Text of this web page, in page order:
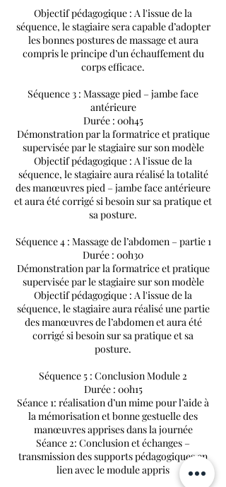
Objectif pédagogique : A l'issue de la
séquence, le stagiaire sera capable d’adopter
les bonnes postures de massage et aura
compris le principe d’un échauffement du
corps efficace.
Séquence 3 : Massage pied – jambe face
antérieure
Durée : 00h45
Démonstration par la formatrice et pratique
supervisée par le stagiaire sur son modèle
Objectif pédagogique : A l'issue de la
séquence, le stagiaire aura réalisé la totalité
des manœuvres pied – jambe face antérieure
et aura été corrigé si besoin sur sa pratique et
sa posture.
Séquence 4 : Massage de l’abdomen – partie 1
Durée : 00h30
Démonstration par la formatrice et pratique
supervisée par le stagiaire sur son modèle
Objectif pédagogique : A l'issue de la
séquence, le stagiaire aura réalisé une partie
des manœuvres de l’abdomen et aura été
corrigé si besoin sur sa pratique et sa
posture.
Séquence 5 : Conclusion Module 2
Durée : 00h15
Séance 1: réalisation d’un mime pour l’aide à
la mémorisation et bonne gestuelle des
manœuvres apprises dans la journée
Séance 2: Conclusion et échanges –
transmission des supports pédagogiques en
lien avec le module appris